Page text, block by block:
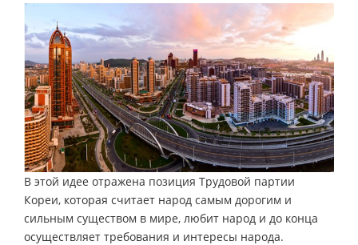
В этой идее отражена позиция Трудовой партии
Кореи, которая считает народ самым дорогим и
сильным существом в мире, любит народ и до конца
осуществляет требования и интересы народа.